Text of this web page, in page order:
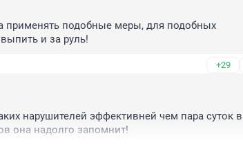
применять подобные меры, для подобных
и за руль!
+29
нарушителей эффективней чем пара суток в
она надолго запомнит!